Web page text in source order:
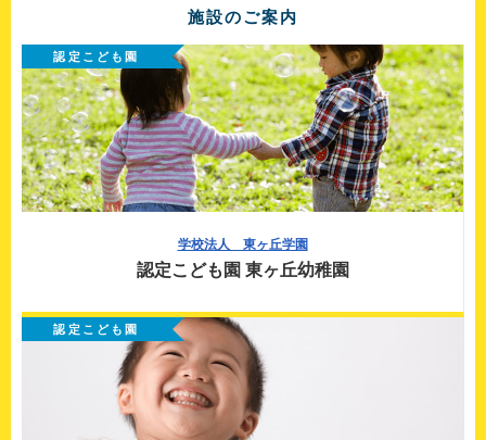
施設のご案内
認定こども園
学校法人 東ヶ丘学園
認定こども園 東ヶ丘幼稚園
認定こども園